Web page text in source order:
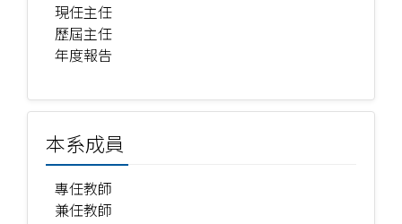
現任主任
歷屆主任
年度報告
本系成員
專任教師
兼任教師